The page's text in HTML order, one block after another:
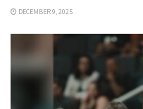
DECEMBER 9, 2025